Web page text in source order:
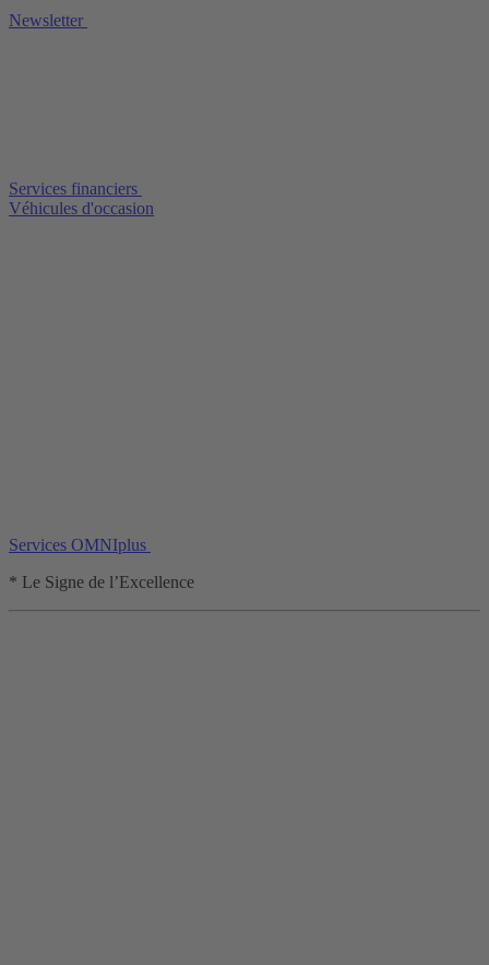
Newsletter
Services financiers
Véhicules d'occasion
Services OMNIplus
* Le Signe de l’Excellence